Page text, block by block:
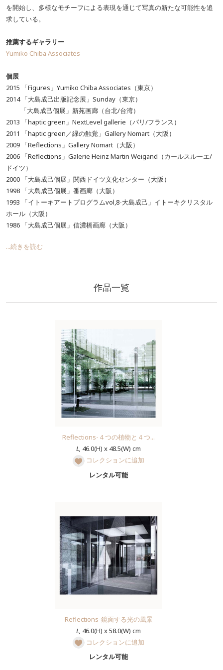
を開始し、多様なモチーフによる表現を通じて写真の新たな可能性を追
求している。
推薦するギャラリー
Yumiko Chiba Associates
個展
2015 「Figures」Yumiko Chiba Associates（東京）
2014 「大島成己出版記念展」Sunday（東京）
「大島成己個展」新苑画廊（台北/台湾）
2013 「haptic green」NextLevel gallerie（パリ/フランス）
2011 「haptic green／緑の触覚」Gallery Nomart（大阪）
2009 「Reflections」Gallery Nomart（大阪）
2006 「Reflections」Galerie Heinz Martin Weigand（カールスルーエ/
ドイツ）
2000 「大島成己個展」関西ドイツ文化センター（大阪）
1998 「大島成己個展」番画廊（大阪）
1993 「イトーキアートプログラムvol,8-大島成己」イトーキクリスタル
ホール（大阪）
1986 「大島成己個展」信濃橋画廊（大阪）
...続きを読む
作品一覧
Reflections-４つの植物と４つ...
L, 46.0(H) x 48.5(W) cm
コレクションに追加
レンタル可能
Reflections-鏡面する光の風景
L, 46.0(H) x 58.0(W) cm
コレクションに追加
レンタル可能